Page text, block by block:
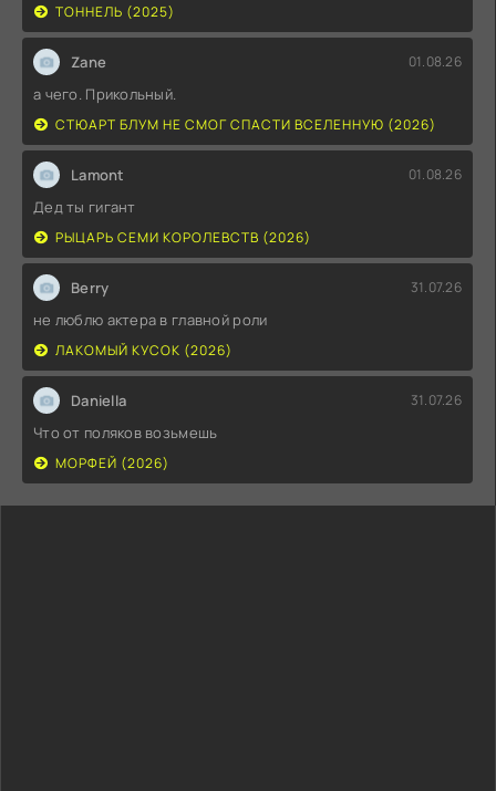
ТОННЕЛЬ (2025)
Zane 01.08.26
а чего. Прикольный.
СТЮАРТ БЛУМ НЕ СМОГ СПАСТИ ВСЕЛЕННУЮ (2026)
Lamont 01.08.26
Дед ты гигант
РЫЦАРЬ СЕМИ КОРОЛЕВСТВ (2026)
Berry 31.07.26
не люблю актера в главной роли
ЛАКОМЫЙ КУСОК (2026)
Daniella 31.07.26
Что от поляков возьмешь
МОРФЕЙ (2026)